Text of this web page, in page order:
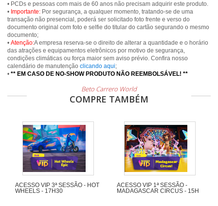
• PCDs e pessoas com mais de 60 anos não precisam adquirir este produto.
• Importante: Por segurança, a qualquer momento, tratando-se de uma
transação não presencial, poderá ser solicitado foto frente e verso do
documento original com foto e selfie do titular do cartão segurando o mesmo
documento;
• Atenção:A empresa reserva-se o direito de alterar a quantidade e o horário
das atrações e equipamentos eletrônicos por motivo de segurança,
condições climáticas ou força maior sem aviso prévio. Confira nosso
calendário de manutenção clicando aqui;
• ** EM CASO DE NO-SHOW PRODUTO NÃO REEMBOLSÁVEL! **
Beto Carrero World
COMPRE TAMBÉM
ACESSO VIP 3ª SESSÃO - HOT
WHEELS - 17H30
ACESSO VIP 1ª SESSÃO -
MADAGASCAR CIRCUS - 15H